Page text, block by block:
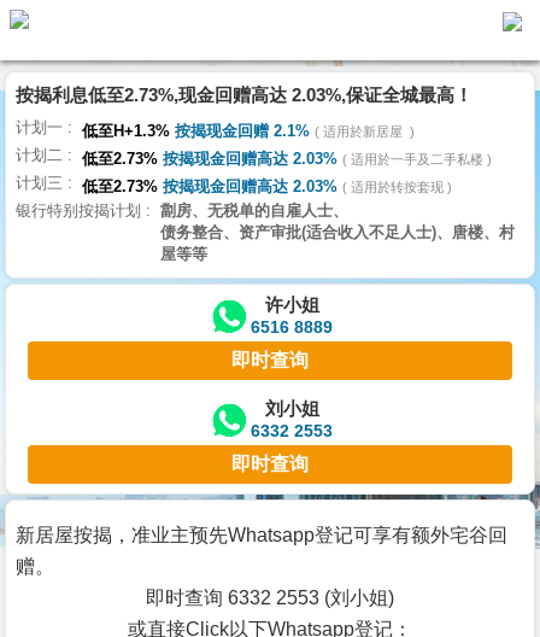
代
理
主
页
搵
楼/
交
业
主
宅
谷
按
按揭利息低至2.73%,现金回赠高达 2.03%,保证全城最高！
计划一 低至H+1.3% 按揭现金回赠 2.1% 适用於新居屋
计划二 低至2.73% 按揭现金回赠高达 2.03% 适用於一手及二手私楼
计划三 低至2.73% 按揭现金回赠高达 2.03% 适用於转按套现
银行特别按揭计划
劏房、无税单的自雇人士、
债务整合、资产审批(适合收入不足人士)、唐楼、村
屋等等
许小姐
6516 8889
即时查询
刘小姐
6332 2553
即时查询
新居屋按揭，准业主预先Whatsapp登记可享有额外宅谷回
赠。
即时查询 6332 2553 (刘小姐)
或直接Click以下Whatsapp登记：